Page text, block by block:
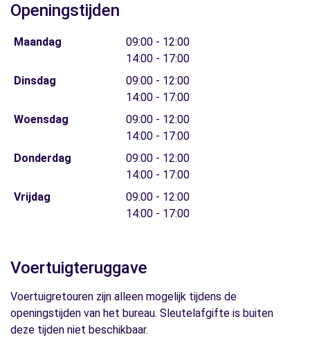
Openingstijden
Maandag
09:00 - 12:00
14:00 - 17:00
Dinsdag
09:00 - 12:00
14:00 - 17:00
Woensdag
09:00 - 12:00
14:00 - 17:00
Donderdag
09:00 - 12:00
14:00 - 17:00
Vrijdag
09:00 - 12:00
14:00 - 17:00
Voertuigteruggave
Voertuigretouren zijn alleen mogelijk tijdens de
openingstijden van het bureau. Sleutelafgifte is buiten
deze tijden niet beschikbaar.